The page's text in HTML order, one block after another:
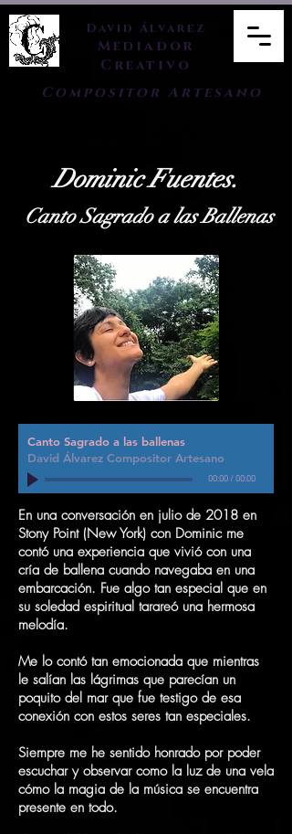
David Álvarez
Mediador
Creativo
Compositor Artesano
Dominic Fuentes.
Canto Sagrado a las Ballenas
Canto Sagrado a las ballenas
David Álvarez Compositor Artesano
00:00/00:00
En una conversación en julio de 2018 en
Stony Point (New York) con Dominic me
contó una experiencia que vivió con una
cría de ballena cuando navegaba en una
embarcación. Fue algo tan especial que en
su soledad espiritual tarareó una hermosa
melodía.
Me lo contó tan emocionada que mientras
le salían las lágrimas que parecían un
poquito del mar que fue testigo de esa
conexión con estos seres tan especiales.
Siempre me he sentido honrado por poder
escuchar y observar como la luz de una vela
cómo la magia de la música se encuentra
presente en todo.